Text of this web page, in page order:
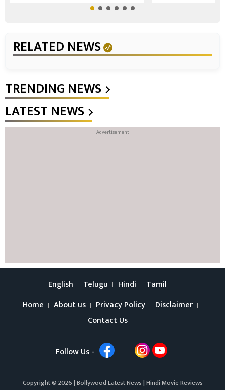
RELATED NEWS
TRENDING NEWS
LATEST NEWS
English Telugu Hindi
Tamil
Home
About us Privacy Policy
Disclaimer
Contact Us
Follow Us -
Copyright © 2026 |Bollywood Latest News|Hindi Movie Reviews